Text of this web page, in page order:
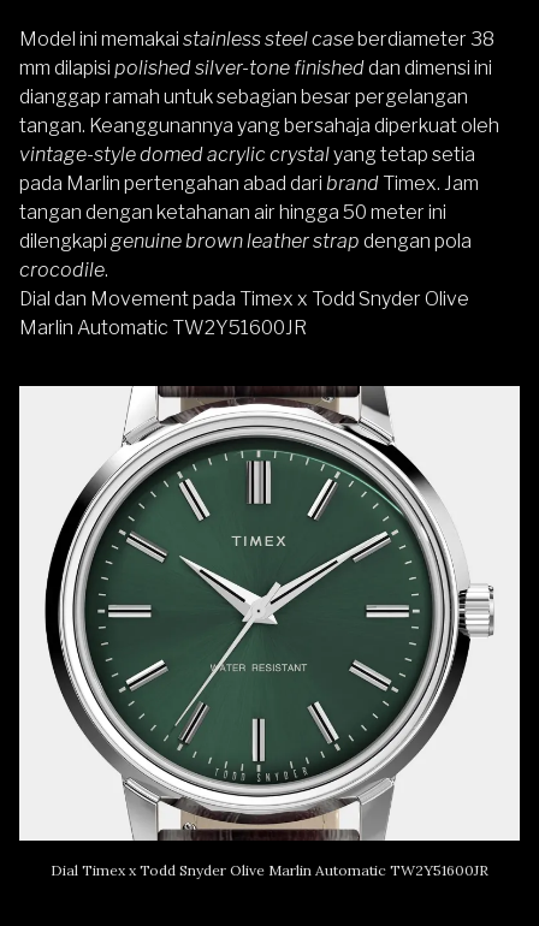
Model ini memakai stainless steel case berdiameter 38
mm dilapisi polished silver-tone finisheddan dimensi ini
dianggap ramah untuk sebagian besar pergelangan
tangan. Keanggunannya yang bersahaja diperkuat oleh
vintage-style domed acrylic crystalyang tetap setia
pada Marlin pertengahan abad dari brand Timex. Jam
tangan dengan ketahanan air hingga 50 meter ini
dilengkapi genuine brown leather strap dengan pola
crocodile.
Dial dan Movement pada Timex x Todd Snyder Olive
Marlin Automatic TW2Y51600JR
Dial Timex x Todd Snyder Olive Marlin Automatic TW2Y51600JR